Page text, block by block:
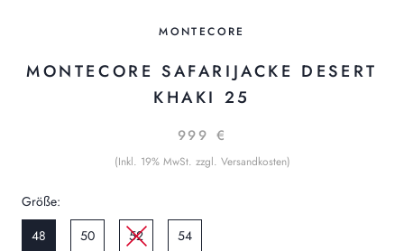
MONTECORE
MONTECORE SAFARIJACKE DESERT
KHAKI 25
999 €
(Inkl. 19% MwSt. zzgl. Versandkosten)
Größe:
48
50 52 54